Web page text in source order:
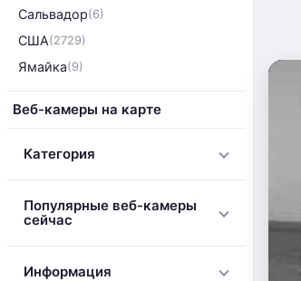
Сальвадор(6)
США(2729)
Ямайка(9)
Веб-камеры на карте
Категория
Популярные веб-камеры
сейчас
Информация